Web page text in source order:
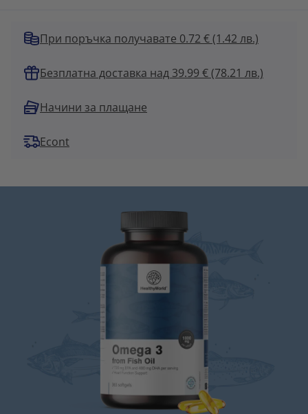
При поръчка получавате 0.72 €(1.42 лв.)
Безплатна доставка над 39.99 € (78.21 лв.)
Начини за плащане
Econt